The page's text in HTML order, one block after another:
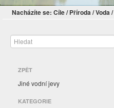
Nacházíte se: Cíle/ Příroda/Voda/
ZPĚT
Jiné vodní jevy
KATEGORIE